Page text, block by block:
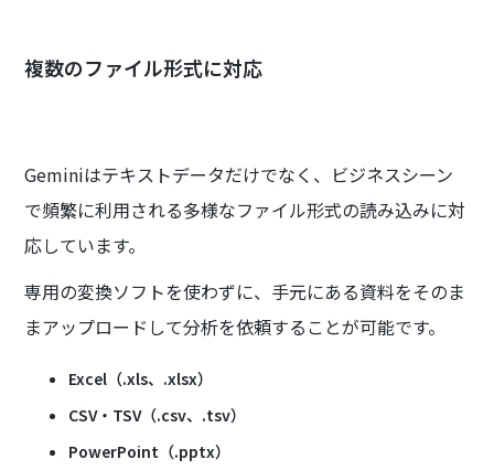
複数のファイル形式に対応
Geminiはテキストデータだけでなく、ビジネスシーン
で頻繁に利用される多様なファイル形式の読み込みに対
応しています。
専用の変換ソフトを使わずに、手元にある資料をそのま
まアップロードして分析を依頼することが可能です。
Excel（.xls、.xlsx）
CSV・TSV（.csv、.tsv）
PowerPoint（.pptx）